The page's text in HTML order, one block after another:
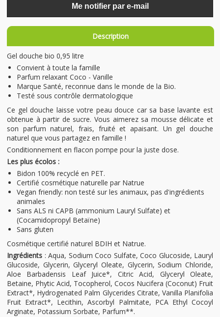
Me notifier par e-mail
Description
Gel douche bio 0,95 litre
Convient à toute la famille
Parfum relaxant Coco - Vanille
Marque Santé, reconnue dans le monde de la Bio.
Testé sous contrôle dermatologique
Ce gel douche laisse votre peau douce car sa base lavante est
obtenue à partir de sucre. Vous aimerez sa mousse délicate et
son parfum naturel, frais, fruité et apaisant. Un gel douche
naturel que vous partagez en famille !
Conditionnement en flacon pompe pour la juste dose.
Les plus écolos :
Bidon 100% recyclé en PET.
Certifié cosmétique naturelle par Natrue
Vegan friendly: non testé sur les animaux, pas d'ingrédients
animales
Sans ALS ni CAPB (ammonium Lauryl Sulfate) et
(Cocamidopropyl Betaïne)
Sans gluten
Cosmétique certifié naturel BDIH et Natrue.
Ingrédients : Aqua, Sodium Coco Sulfate, Coco Glucoside, Lauryl
Glucoside, Glycerin, Glyceryl Oleate, Glycerin, Sodium Chloride,
Aloe Barbadensis Leaf Juice*, Citric Acid, Glyceryl Oleate,
Betaine, Phytic Acid, Tocopherol, Cocos Nucifera (Coconut) Fruit
Extract*, Hydrogenated Palm Glycerides Citrate, Vanilla Planifolia
Fruit Extract*, Lecithin, Ascorbyl Palmitate, PCA Ethyl Cocoyl
Arginate, Potassium Sorbate, Parfum**.